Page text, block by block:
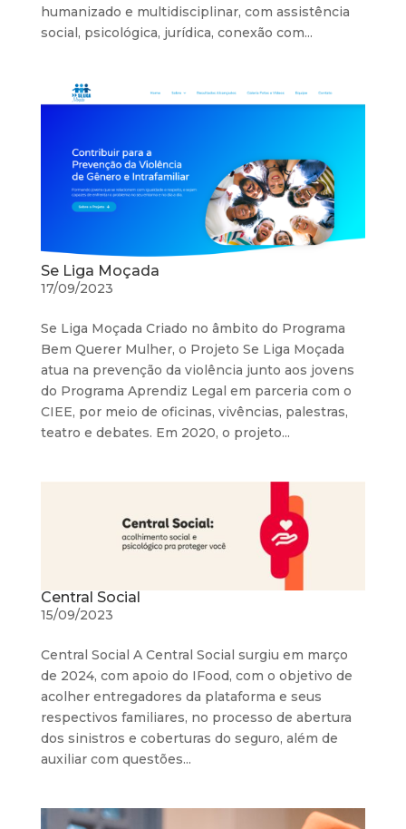
humanizado e multidisciplinar, com assistência
social, psicológica, jurídica, conexão com...
Se Liga Moçada
17/09/2023
Se Liga Moçada Criado no âmbito do Programa
Bem Querer Mulher, o Projeto Se Liga Moçada
atua na prevenção da violência junto aos jovens
do Programa Aprendiz Legal em parceria com o
CIEE, por meio de oficinas, vivências, palestras,
teatro e debates. Em 2020, o projeto...
Central Social
15/09/2023
Central Social A Central Social surgiu em março
de 2024, com apoio do IFood, com o objetivo de
acolher entregadores da plataforma e seus
respectivos familiares, no processo de abertura
dos sinistros e coberturas do seguro, além de
auxiliar com questões...